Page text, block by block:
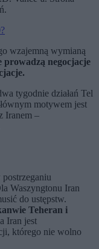
wzajemną wymianą
prowadzą negocjacje
tygodnie działań Tel
motywem jest
Iranem –
Waszyngtonu Iran
do ustępstw.
Teheran i
Iran jest
którego nie wolno